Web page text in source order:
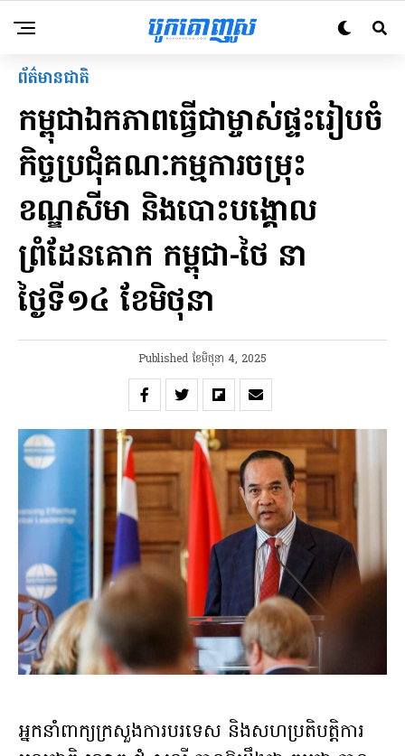
ព័ត៌មានជាតិ
កម្ពុជាឯកភាពធ្វើជាម្ចាស់ផ្ទះរៀបចំ
កិច្ចប្រជុំគណៈកម្មការចម្រុះ
ខណ្ឌសីមា និងបោះបង្គោល
ព្រំដែនគោក កម្ពុជា-ថៃ នា
ថ្ងៃទី១៤ ខែមិថុនា
Published ខែ​មិថុនា 4, 2025
អ្នកនាំពាក្យក្រសួងការបរទេស និងសហប្រតិបត្តិការ